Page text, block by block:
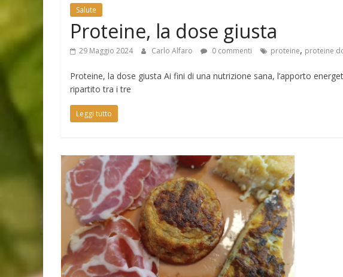
Salute
Proteine, la dose giusta
29 Maggio 2024 Carlo Alfaro 0 commenti proteine, proteine
Proteine, la dose giusta Ai fini di una nutrizione sana, l’apporto
ripartito tra i tre
Leggi tutto